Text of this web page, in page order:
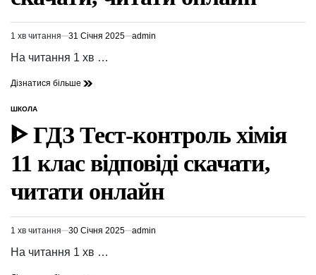
Орієнтовний
час
1 хв читання 31 Січня 2025 admin
На читання 1 хв …
Дізнатися більше
ОПУБЛІКУВАТИ
У
ШКОЛА
ᐈ ГДЗ Тест-контроль хімія
11 клас відповіді скачати,
читати онлайн
Орієнтовний
час
1 хв читання 30 Січня 2025 admin
На читання 1 хв …